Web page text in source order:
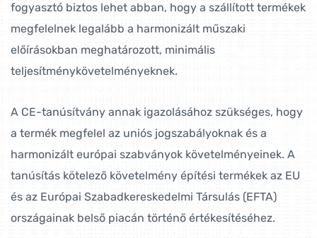
fogyasztó biztos lehet abban, hogy a szállított termékek
megfelelnek legalább a harmonizált műszaki
előírásokban meghatározott, minimális
teljesítménykövetelményeknek.
A CE-tanúsítvány annak igazolásához szükséges, hogy
a termék megfelel az uniós jogszabályoknak és a
harmonizált európai szabványok követelményeinek. A
tanúsítás kötelező követelmény építési termékek az EU
és az Európai Szabadkereskedelmi Társulás (EFTA)
országainak belső piacán történő értékesítéséhez.